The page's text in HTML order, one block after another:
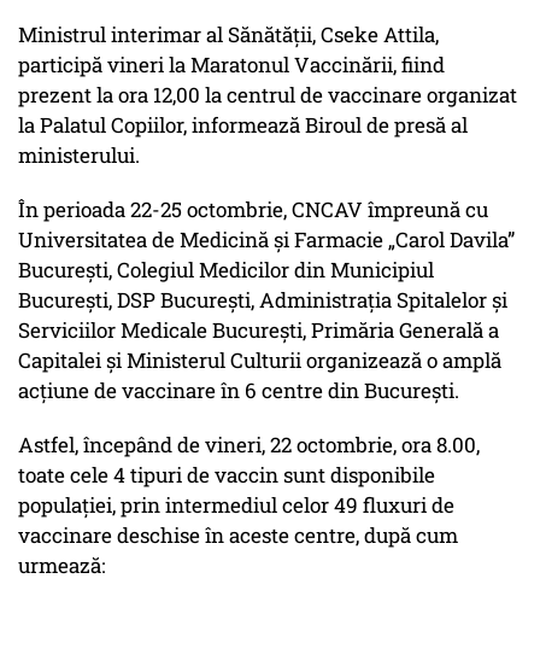
Ministrul interimar al Sănătăţii, Cseke Attila,
participă vineri la Maratonul Vaccinării, fiind
prezent la ora 12,00 la centrul de vaccinare organizat
la Palatul Copiilor, informează Biroul de presă al
ministerului.
În perioada 22-25 octombrie, CNCAV împreună cu
Universitatea de Medicină și Farmacie „Carol Davila”
București, Colegiul Medicilor din Municipiul
București, DSP București, Administrația Spitalelor și
Serviciilor Medicale București, Primăria Generală a
Capitalei și Ministerul Culturii organizează o amplă
acțiune de vaccinare în 6 centre din București.
Astfel, începând de vineri, 22 octombrie, ora 8.00,
toate cele 4 tipuri de vaccin sunt disponibile
populației, prin intermediul celor 49 fluxuri de
vaccinare deschise în aceste centre, după cum
urmează: